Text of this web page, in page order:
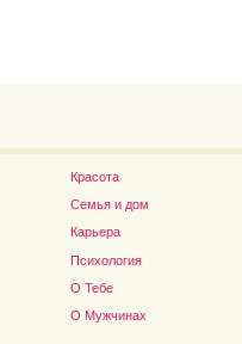
Дэниел Рэдклифф...
Красота
Семья и дом
Карьера
Психология
О Тебе
О Мужчинах